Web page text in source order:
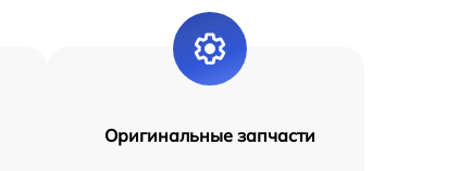
Оригинальные запчасти